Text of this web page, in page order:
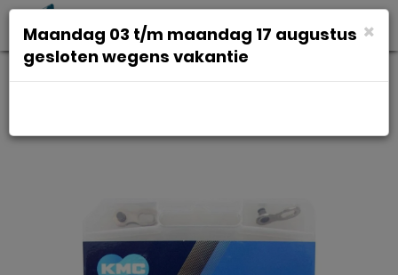
×
Maandag 03 t/m maandag 17 augustus
gesloten wegens vakantie